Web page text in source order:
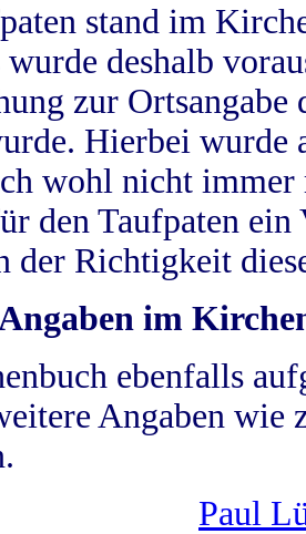
stand im
deshalb
zur
Hierbei wurde
wohl nicht
den Taufpaten
der Richtigkeit
im
ebenfalls
Angaben wie
Paul